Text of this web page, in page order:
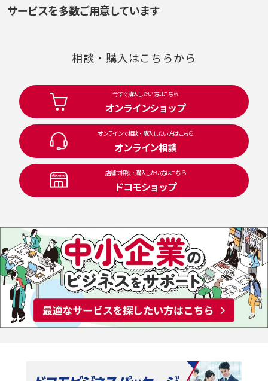
サービスを多数ご用意しています
相談・購入はこちらから
今すぐ購入したい方はこちら
オンラインショップ
オンラインで相談・購入したい方はこちら
オンライン相談
店舗で相談・購入したい方はこちら
ドコモショップ